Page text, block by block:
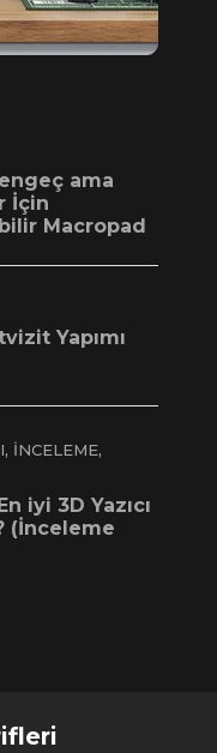
ama
İçin
Macropad
Yapımı
, İNCELEME,
iyi 3D Yazıcı
(İnceleme